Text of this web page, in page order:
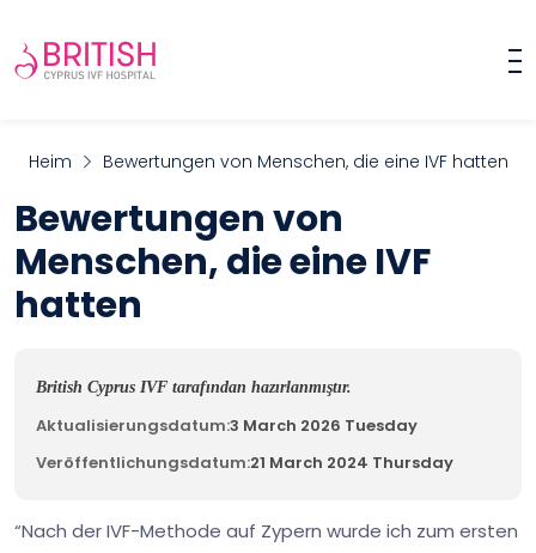
Heim Bewertungen von Menschen, die eine IVF hatten
Bewertungen von
Menschen, die eine IVF
hatten
British Cyprus IVF tarafından hazırlanmıştır.
Aktualisierungsdatum:3 March 2026 Tuesday
Veröffentlichungsdatum:21 March 2024 Thursday
“Nach der IVF-Methode auf Zypern wurde ich zum ersten